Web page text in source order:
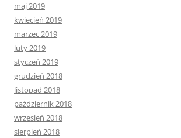
maj 2019
kwiecień 2019
marzec 2019
luty 2019
styczeń 2019
grudzień 2018
listopad 2018
październik 2018
wrzesień 2018
sierpień 2018